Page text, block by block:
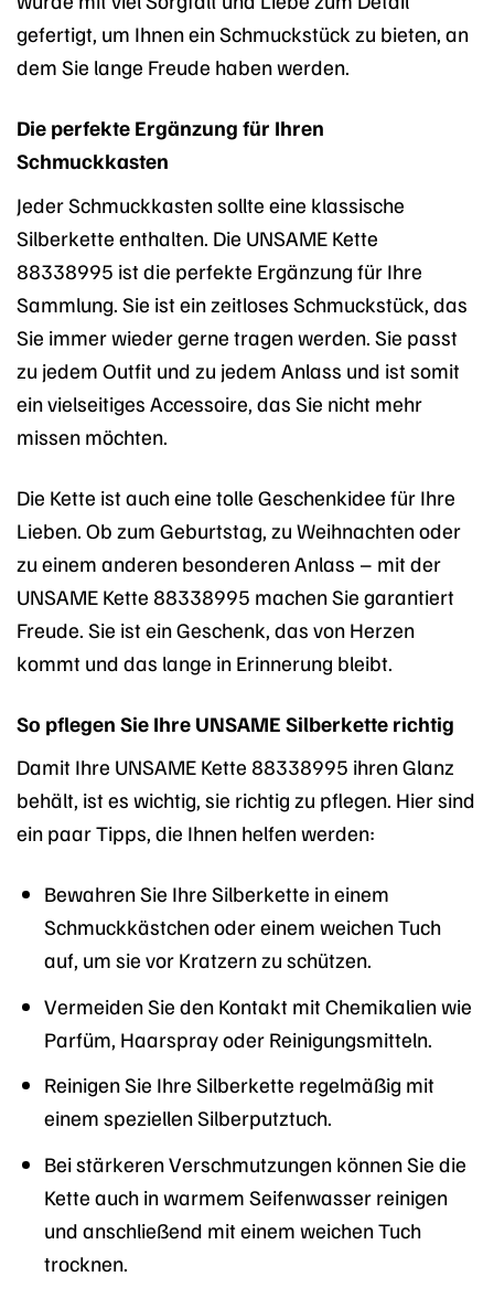
gefertigt, um Ihnen ein Schmuckstück zu bieten, an
dem Sie lange Freude haben werden.
Die perfekte Ergänzung für Ihren
Schmuckkasten
Jeder Schmuckkasten sollte eine klassische
Silberkette enthalten. Die UNSAME Kette
88338995 ist die perfekte Ergänzung für Ihre
Sammlung. Sie ist ein zeitloses Schmuckstück, das
Sie immer wieder gerne tragen werden. Sie passt
zu jedem Outfit und zu jedem Anlass und ist somit
ein vielseitiges Accessoire, das Sie nicht mehr
missen möchten.
Die Kette ist auch eine tolle Geschenkidee für Ihre
Lieben. Ob zum Geburtstag, zu Weihnachten oder
zu einem anderen besonderen Anlass – mit der
UNSAME Kette 88338995 machen Sie garantiert
Freude. Sie ist ein Geschenk, das von Herzen
kommt und das lange in Erinnerung bleibt.
So pflegen Sie Ihre UNSAME Silberkette richtig
Damit Ihre UNSAME Kette 88338995 ihren Glanz
behält, ist es wichtig, sie richtig zu pflegen. Hier sind
ein paar Tipps, die Ihnen helfen werden:
Bewahren Sie Ihre Silberkette in einem
Schmuckkästchen oder einem weichen Tuch
auf, um sie vor Kratzern zu schützen.
Vermeiden Sie den Kontakt mit Chemikalien wie
Parfüm, Haarspray oder Reinigungsmitteln.
Reinigen Sie Ihre Silberkette regelmäßig mit
einem speziellen Silberputztuch.
Bei stärkeren Verschmutzungen können Sie die
Kette auch in warmem Seifenwasser reinigen
und anschließend mit einem weichen Tuch
trocknen.